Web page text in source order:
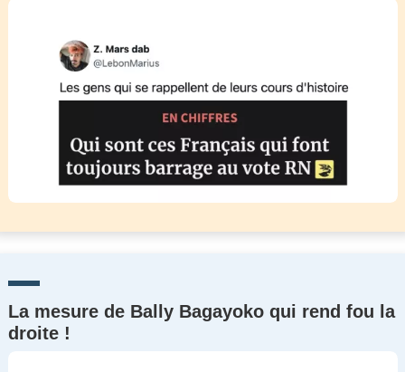
La mesure de Bally Bagayoko qui rend fou la
droite !